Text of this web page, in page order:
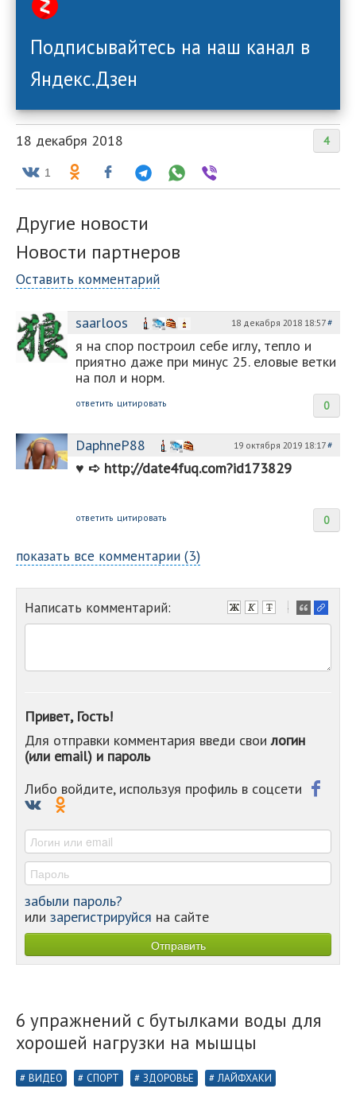
Подписывайтесь на наш канал в
Яндекс.Дзен
4
18 декабря 2018
1
Другие новости
Новости партнеров
Оставить комментарий
saarloos 18 декабря 2018 18:57#
я на спор построил себе иглу, тепло и
приятно даже при минус 25. еловые ветки
на пол и норм.
0
ответить цитировать
DaphneP88 19 октября 2019 18:17#
♥ ︀➪ http://date4fuq.com?id173829
0
ответить цитировать
показать все комментарии (3)
Написать комментарий:
-
-
-
-
-
Привет, Гость!
Для отправки комментария введи своилогин
(или email) и пароль
Либо войдите, используя профиль в соцсети
забыли пароль?
или зарегистрируйся на сайте
6 упражнений с бутылками воды для
хорошей нагрузки на мышцы
ВИДЕО СПОРТ ЗДОРОВЬЕ ЛАЙФХАКИ